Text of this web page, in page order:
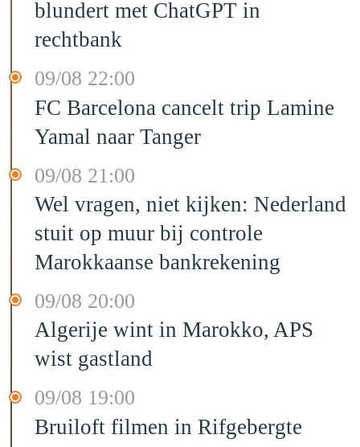
blundert met ChatGPT in
rechtbank
09/08 22:00
FC Barcelona cancelt trip Lamine
Yamal naar Tanger
09/08 21:00
Wel vragen, niet kijken: Nederland
stuit op muur bij controle
Marokkaanse bankrekening
09/08 20:00
Algerije wint in Marokko, APS
wist gastland
09/08 19:00
Bruiloft filmen in Rifgebergte